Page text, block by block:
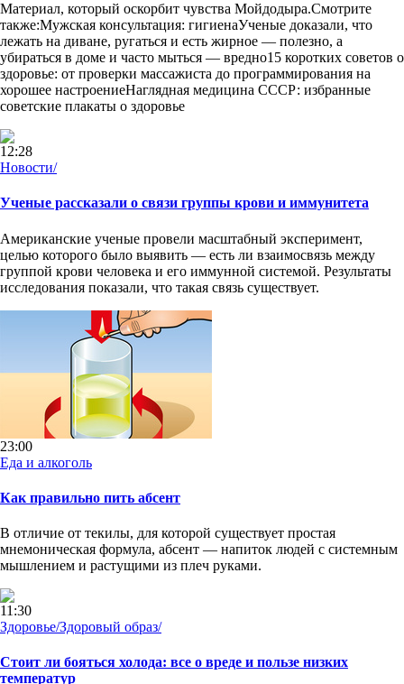
Материал, который оскорбит чувства Мойдодыра.Смотрите
также:Мужская консультация: гигиенаУченые доказали, что
лежать на диване, ругаться и есть жирное — полезно, а
убираться в доме и часто мыться — вредно15 коротких советов о
здоровье: от проверки массажиста до программирования на
хорошее настроениеНаглядная медицина СССР: избранные
советские плакаты о здоровье
12:28
Новости/
Ученые рассказали о связи группы крови и иммунитета
Американские ученые провели масштабный эксперимент,
целью которого было выявить — есть ли взаимосвязь между
группой крови человека и его иммунной системой. Результаты
исследования показали, что такая связь существует.
23:00
Еда и алкоголь
Как правильно пить абсент
В отличие от текилы, для которой существует простая
мнемоническая формула, абсент — напиток людей с системным
мышлением и растущими из плеч руками.
11:30
Здоровье/Здоровый образ/
Стоит ли бояться холода: все о вреде и пользе низких
температур